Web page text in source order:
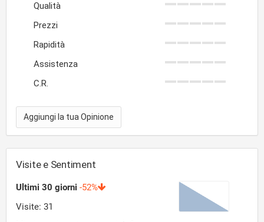
Qualità
Prezzi
Rapidità
Assistenza
C.R.
Aggiungi la tua Opinione
Visite e Sentiment